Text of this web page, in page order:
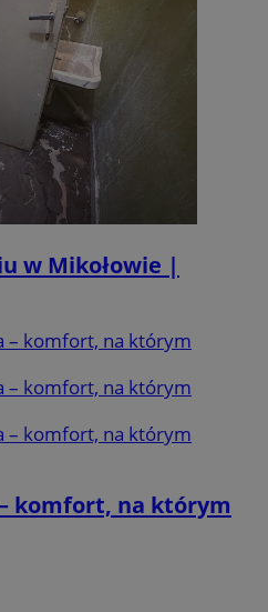
w Mikołowie |
komfort, na którym